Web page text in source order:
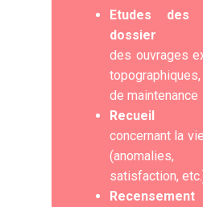
Etudes des
dossier
des ouvrages
de maintenance
Recueil
concernant la
(anomalies,
satisfaction,